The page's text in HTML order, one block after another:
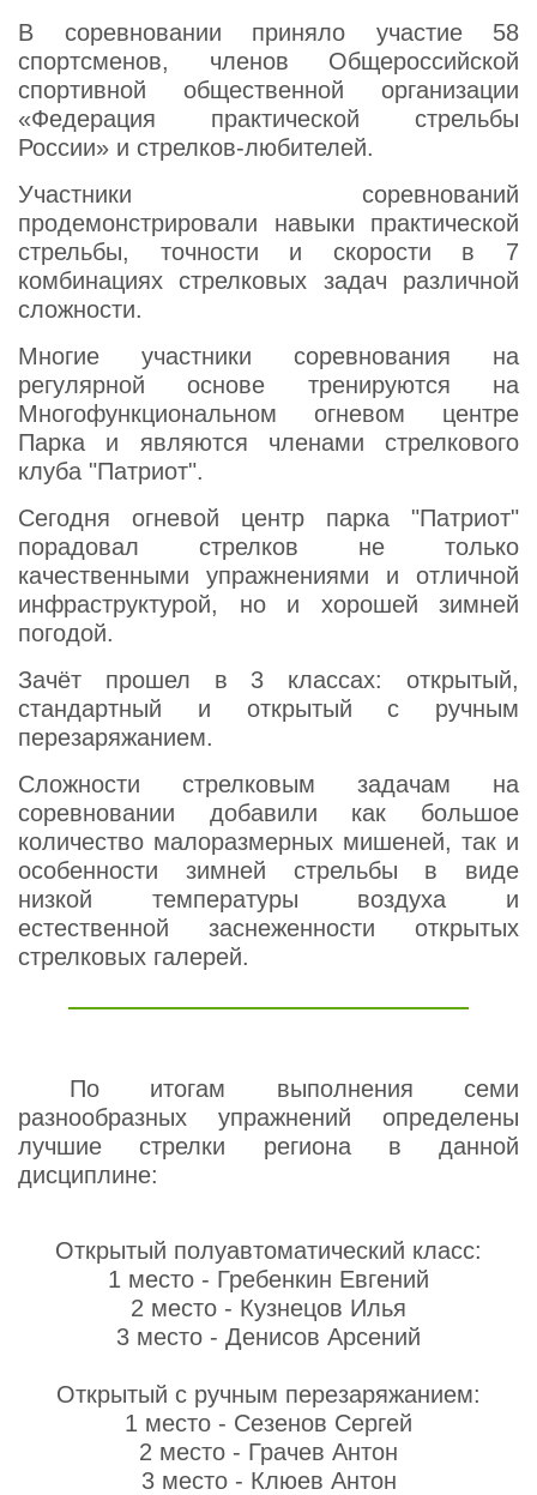
В соревновании приняло участие 58
спортсменов, членов Общероссийской
спортивной общественной организации
«Федерация практической стрельбы
России» и стрелков-любителей.
Участники соревнований
продемонстрировали навыки практической
стрельбы, точности и скорости в 7
комбинациях стрелковых задач различной
сложности.
Многие участники соревнования на
регулярной основе тренируются на
Многофункциональном огневом центре
Парка и являются членами стрелкового
клуба "Патриот".
Сегодня огневой центр парка "Патриот"
порадовал стрелков не только
качественными упражнениями и отличной
инфраструктурой, но и хорошей зимней
погодой.
Зачёт прошел в 3 классах: открытый,
стандартный и открытый с ручным
перезаряжанием.
Сложности стрелковым задачам на
соревновании добавили как большое
количество малоразмерных мишеней, так и
особенности зимней стрельбы в виде
низкой температуры воздуха и
естественной заснеженности открытых
стрелковых галерей.
По итогам выполнения семи
разнообразных упражнений определены
лучшие стрелки региона в данной
дисциплине:
Открытый полуавтоматический класс:
1 место - Гребенкин Евгений
2 место - Кузнецов Илья
3 место - Денисов Арсений
Открытый с ручным перезаряжанием:
1 место - Сезенов Сергей
2 место - Грачев Антон
3 место - Клюев Антон